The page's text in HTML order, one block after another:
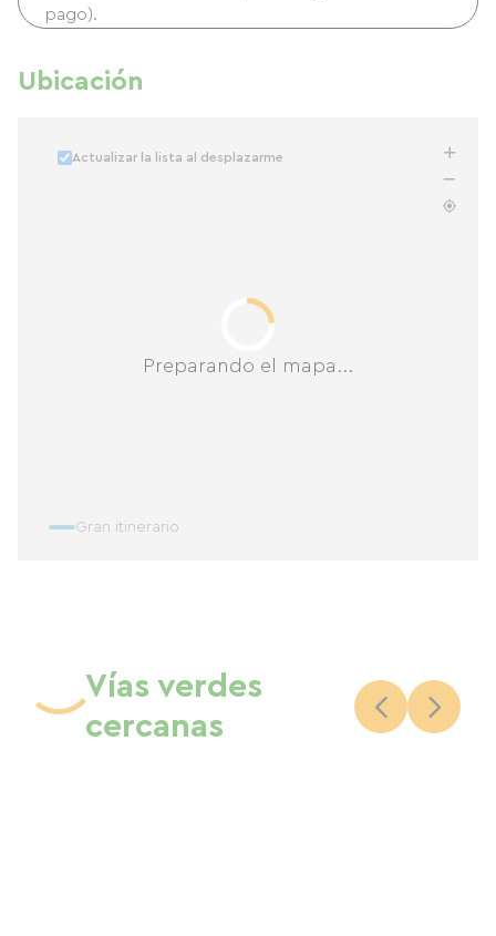
pago).
Ubicación
Preparando el mapa...
Actualizar la lista al desplazarme
Gran itinerario
Vías verdes
cercanas